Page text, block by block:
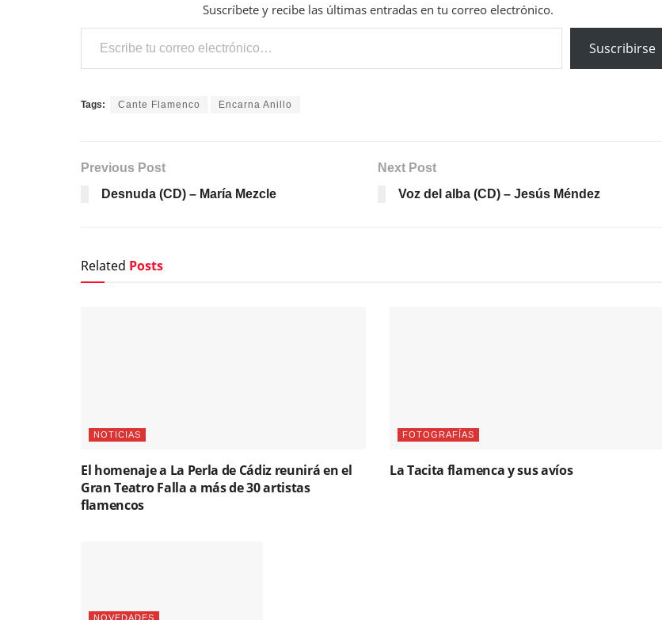
Suscríbete y recibe las últimas entradas en tu correo electrónico.
Escribe tu correo electrónico…
Suscribirse
Tags: Cante Flamenco Encarna Anillo
Previous Post
Desnuda (CD) – María Mezcle
Next Post
Voz del alba (CD) – Jesús Méndez
Related Posts
NOTICIAS
El homenaje a La Perla de Cádiz reunirá en el
Gran Teatro Falla a más de 30 artistas
flamencos
FOTOGRAFÍAS
La Tacita flamenca y sus avíos
NOVEDADES